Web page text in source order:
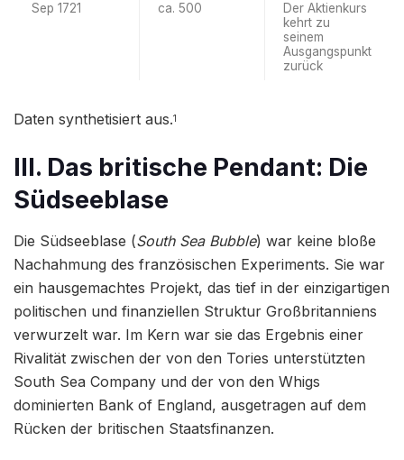
Sep 1721 ca. 500
Der Aktienkurs
kehrt zu
seinem
Ausgangspunkt
zurück
Daten synthetisiert aus.1
III. Das britische Pendant: Die
Südseeblase
Die Südseeblase (South Sea Bubble) war keine bloße
Nachahmung des französischen Experiments. Sie war
ein hausgemachtes Projekt, das tief in der einzigartigen
politischen und finanziellen Struktur Großbritanniens
verwurzelt war. Im Kern war sie das Ergebnis einer
Rivalität zwischen der von den Tories unterstützten
South Sea Company und der von den Whigs
dominierten Bank of England, ausgetragen auf dem
Rücken der britischen Staatsfinanzen.